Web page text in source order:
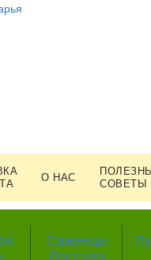
О НАС
СОВЕТЫ
Саженцы
Рассада